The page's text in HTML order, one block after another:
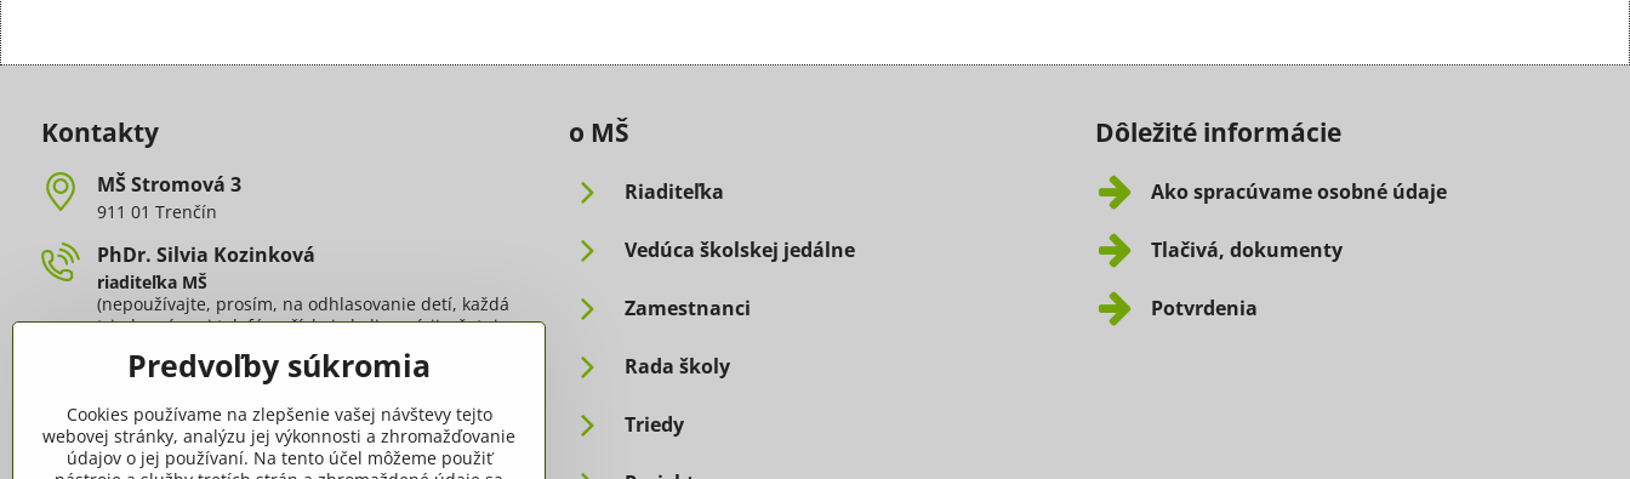
Kontakty
MŠ Stromová 3
911 01 Trenčín
PhDr​. Silvia Kozinková
riaditeľka MŠ
(nepoužívajte, prosím, na odhlasovanie detí, každá
trieda má svoj telefón - číslo je k dispozícii v šatni
Mária Dobiášová
o MŠ
Riaditeľka
Vedúca školskej jedálne
Zamestnanci
Rada školy
Triedy
Dôležité informácie
Ako spracúvame osobné údaje
Tlačivá, dokumenty
Potvrdenia
Predvoľby súkromia
Cookies používame na zlepšenie vašej návštevy tejto
webovej stránky, analýzu jej výkonnosti a zhromažďovanie
údajov o jej používaní. Na tento účel môžeme použiť